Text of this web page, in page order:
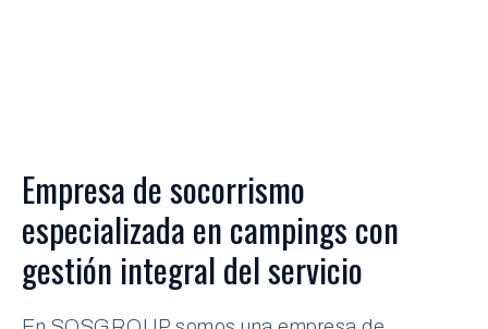
Empresa de socorrismo
especializada en campings con
gestión integral del servicio